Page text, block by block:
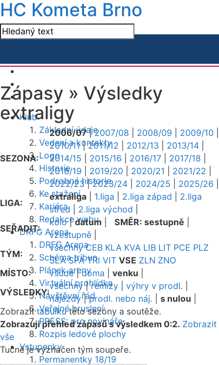
HC Kometa Brno
Klub
Základní údaje
Vedení a kontakty
Logo
Historie
Podrobná historie
Ke stažení
Kariéra
Redakce webu
DRFG Arena
DRFG Arena
Schéma tribun
Plánek areny
Virtuální prohlídka
Návštěvní řád
Veřejné bruslení
PRESS: pro novináře
Rozpis ledové plochy
Vstupenky
Permanentky 18/19
Zápasy » Výsledky
extraligy
SEZONA:
2006/07|2007/08 2008/09 2009/10
2010/11|2011/12 2012/13 2013/14
2014/15
2015/16 2016/17 2017/18
2018/19
2019/20 2020/21 2021/22
2022/23|2023/24 2024/25 2025/26
LIGA:
extraliga 1.liga 2.liga západ
2.liga
střed
2.liga východ
SEŘADIT:
kolo|datum SMĚR: sestupně
vzestupně
TÝM:
všechny CEB KLA KVA LIB LIT PCE PLZ
SLA SPA TRI VIT VSE ZLN ZNO
MÍSTO:
všude|doma venku
VÝSLEDKY:
všechny|remízy výhry v prodl.
nájezdy|prodl. nebo náj. s nulou
Zobrazittabulkutéto sezóny a soutěže.
Zobrazuji přehled zápasů s výsledkem 0:2. Zobrazit
vše
Tučně je vyznačen tým soupeře.